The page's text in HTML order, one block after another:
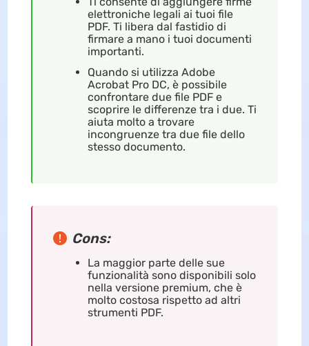
elettroniche legali ai tuoi file
PDF. Ti libera dal fastidio di
firmare a mano i tuoi documenti
importanti.
Quando si utilizza Adobe
Acrobat Pro DC, è possibile
confrontare due file PDF e
scoprire le differenze tra i due. Ti
aiuta molto a trovare
incongruenze tra due file dello
stesso documento.
Cons:
La maggior parte delle sue
funzionalità sono disponibili solo
nella versione premium, che è
molto costosa rispetto ad altri
strumenti PDF.